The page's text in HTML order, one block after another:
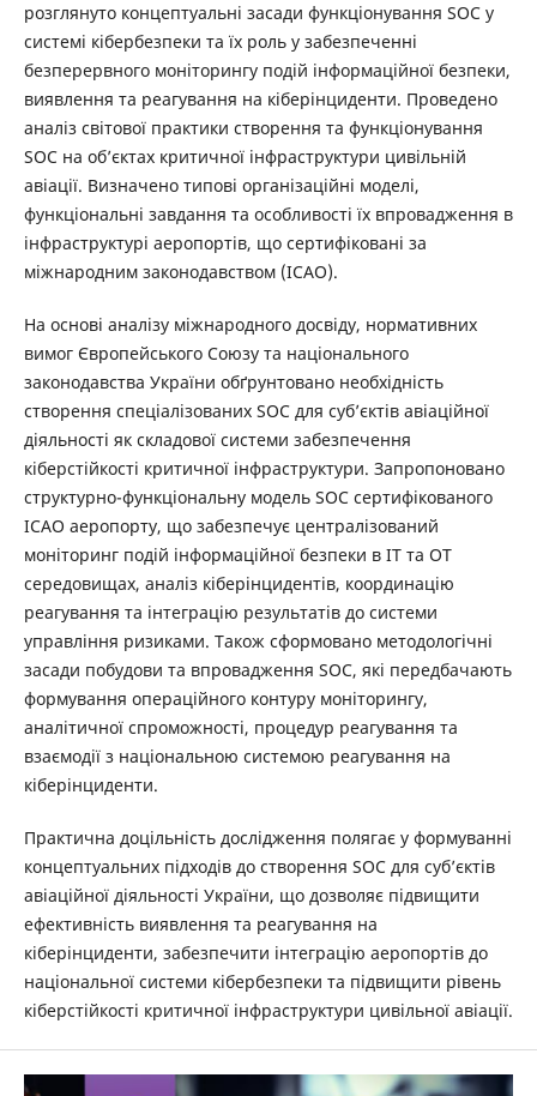
розглянуто концептуальні засади функціонування SOC у
системі кібербезпеки та їх роль у забезпеченні
безперервного моніторингу подій інформаційної безпеки,
виявлення та реагування на кіберінциденти. Проведено
аналіз світової практики створення та функціонування
SOC на об’єктах критичної інфраструктури цивільній
авіації. Визначено типові організаційні моделі,
функціональні завдання та особливості їх впровадження в
інфраструктурі аеропортів, що сертифіковані за
міжнародним законодавством (ІСАО).
На основі аналізу міжнародного досвіду, нормативних
вимог Європейського Союзу та національного
законодавства України обґрунтовано необхідність
створення спеціалізованих SOC для суб’єктів авіаційної
діяльності як складової системи забезпечення
кіберстійкості критичної інфраструктури. Запропоновано
структурно-функціональну модель SOC сертифікованого
ІСАО аеропорту, що забезпечує централізований
моніторинг подій інформаційної безпеки в IT та OT
середовищах, аналіз кіберінцидентів, координацію
реагування та інтеграцію результатів до системи
управління ризиками. Також сформовано методологічні
засади побудови та впровадження SOC, які передбачають
формування операційного контуру моніторингу,
аналітичної спроможності, процедур реагування та
взаємодії з національною системою реагування на
кіберінциденти.
Практична доцільність дослідження полягає у формуванні
концептуальних підходів до створення SOC для суб’єктів
авіаційної діяльності України, що дозволяє підвищити
ефективність виявлення та реагування на
кіберінциденти, забезпечити інтеграцію аеропортів до
національної системи кібербезпеки та підвищити рівень
кіберстійкості критичної інфраструктури цивільної авіації.